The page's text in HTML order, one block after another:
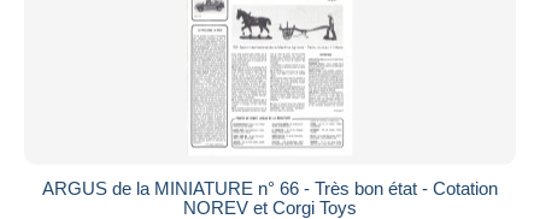
ARGUS de la MINIATURE n° 66 - Très bon état - Cotation
NOREV et Corgi Toys